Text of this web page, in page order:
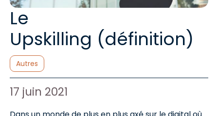
Le
Upskilling (définition)
Catégories :
Autres
Auteur de l'article :
Date de publication :
17 juin 2021